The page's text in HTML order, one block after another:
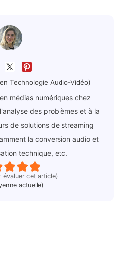
Technologie Audio-Vidéo)
médias numériques chez
des problèmes et à la
de solutions de streaming
la conversion audio et
technique, etc.
évaluer cet article)
actuelle)